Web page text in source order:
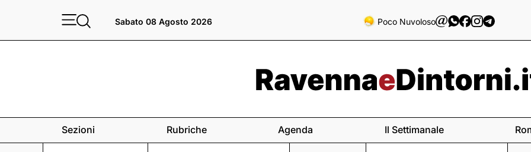
Sabato 08 Agosto 2026 Poco Nuvoloso
Sezioni Rubriche Agenda Il Settimanale